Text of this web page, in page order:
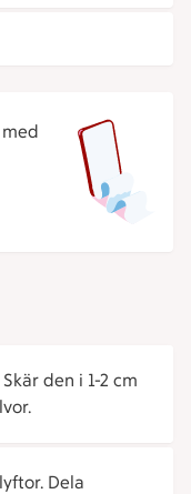
den i 1-2 cm
Dela